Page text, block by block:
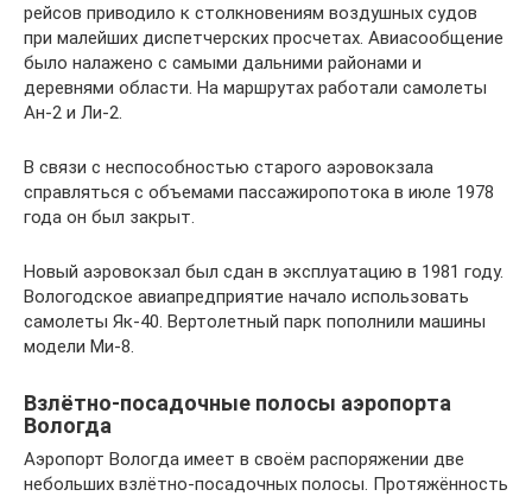
рейсов приводило к столкновениям воздушных судов
при малейших диспетчерских просчетах. Авиасообщение
было налажено с самыми дальними районами и
деревнями области. На маршрутах работали самолеты
Ан-2 и Ли-2.
В связи с неспособностью старого аэровокзала
справляться с объемами пассажиропотока в июле 1978
года он был закрыт.
Новый аэровокзал был сдан в эксплуатацию в 1981 году.
Вологодское авиапредприятие начало использовать
самолеты Як-40. Вертолетный парк пополнили машины
модели Ми-8.
Взлётно-посадочные полосы аэропорта
Вологда
Аэропорт Вологда имеет в своём распоряжении две
небольших взлётно-посадочных полосы. Протяжённость